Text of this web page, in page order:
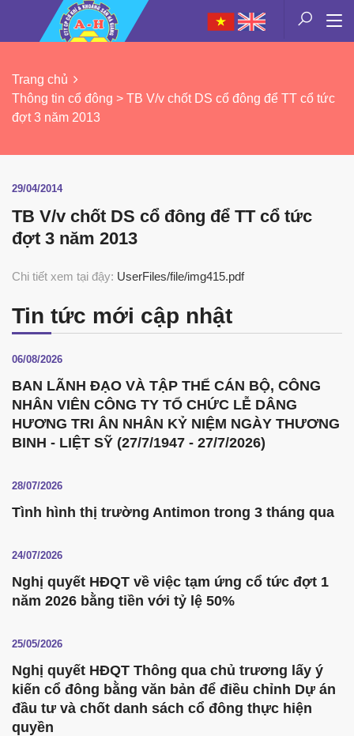
Trang chủ
Thông tin cổ đông > TB V/v chốt DS cổ đông để TT cổ tức
đợt 3 năm 2013
29/04/2014
TB V/v chốt DS cổ đông để TT cổ tức
đợt 3 năm 2013
Chi tiết xem tại đậy: UserFiles/file/img415.pdf
Tin tức mới cập nhật
06/08/2026
BAN LÃNH ĐẠO VÀ TẬP THỂ CÁN BỘ, CÔNG
NHÂN VIÊN CÔNG TY TỔ CHỨC LỄ DÂNG
HƯƠNG TRI ÂN NHÂN KỶ NIỆM NGÀY THƯƠNG
BINH - LIỆT SỸ (27/7/1947 - 27/7/2026)
28/07/2026
Tình hình thị trường Antimon trong 3 tháng qua
24/07/2026
Nghị quyết HĐQT về việc tạm ứng cổ tức đợt 1
năm 2026 bằng tiền với tỷ lệ 50%
25/05/2026
Nghị quyết HĐQT Thông qua chủ trương lấy ý
kiến cổ đông bằng văn bản để điều chỉnh Dự án
đầu tư và chốt danh sách cổ đông thực hiện
quyền